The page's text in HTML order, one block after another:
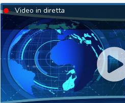
Video in diretta